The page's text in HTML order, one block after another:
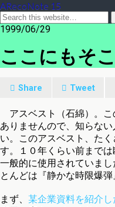
ARecoNote 15
1999/06/29
ここにもそ
Share Tweet
アスベスト（石綿）。こ
ありませんので、知らな
い。このアスベスト、た
す。１０年くらい前まで
一般的に使用されていま
とんどは『静かな時限爆
まず、 某企業資料を紹介し